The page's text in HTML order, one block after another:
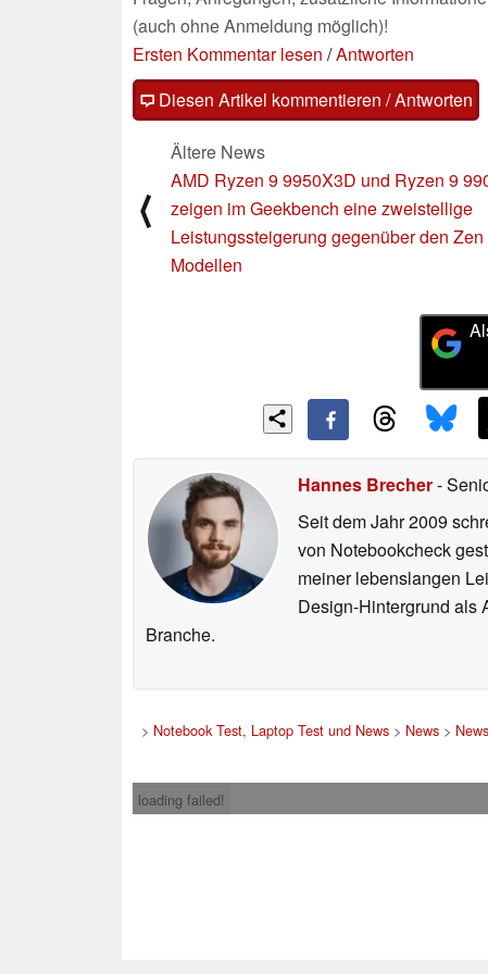
(auch ohne Anmeldung möglich)!
Ersten Kommentar lesen /Antworten
Diesen Artikel kommentieren / Antworten
⟨
Ältere News
AMD Ryzen 9 9950X3D und Ryzen 9
zeigen im Geekbench eine zweistellige
Leistungssteigerung gegenüber den Zen
Modellen
Hannes Brecher-
Seit dem Jahr 2009
von Notebookcheck
meiner lebenslangen
Design-Hintergrund als
Branche.
> Notebook Test, Laptop Test und News > News >
loading failed!